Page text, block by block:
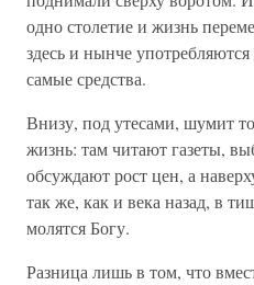
одно столетие и жизнь
здесь и нынче
самые средства.
Внизу, под утесами, шумит
жизнь: там читают газеты,
обсуждают рост цен, а
так же, как и века назад, в
молятся Богу.
Разница лишь в том, что